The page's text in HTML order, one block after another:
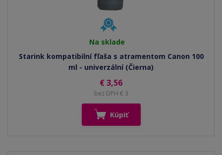
Na sklade
Starink kompatibilní fľaša s atramentom Canon 100
ml - univerzální (Čierna)
€ 3,56
bez DPH € 3
Kúpiť